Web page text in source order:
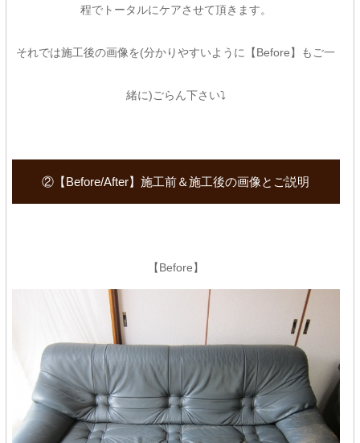
程でトータルにケアさせて頂きます。
それでは施工後の画像を(分かりやすいように【Before】もご一
緒に)ごらん下さい⤵
②【Before/After】施工前＆施工後の画像とご説明
【Before】